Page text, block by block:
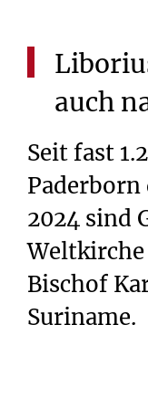
auch
Seit fast
2024 sind
Bischof
Suriname.